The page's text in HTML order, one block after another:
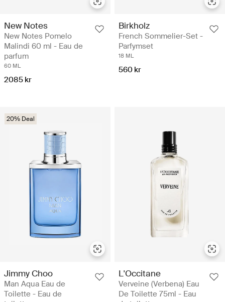
New Notes
New Notes Pomelo
Malindi 60 ml - Eau de
parfum
60 ML
2085 kr
Birkholz
French Sommelier-Set -
Parfymset
18 ML
560 kr
20% Deal
Jimmy Choo
Man Aqua Eau de
Toilette - Eau de
L'Occitane
Verveine (Verbena) Eau
De Toilette 75ml - Eau